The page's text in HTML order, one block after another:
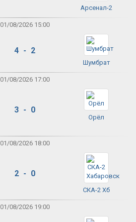
Арсенал-2
01/08/2026 15:00
4 - 2
Шумбрат
01/08/2026 17:00
3 - 0
Орёл
01/08/2026 18:00
2 - 0
СКА-2 Хб
01/08/2026 19:00